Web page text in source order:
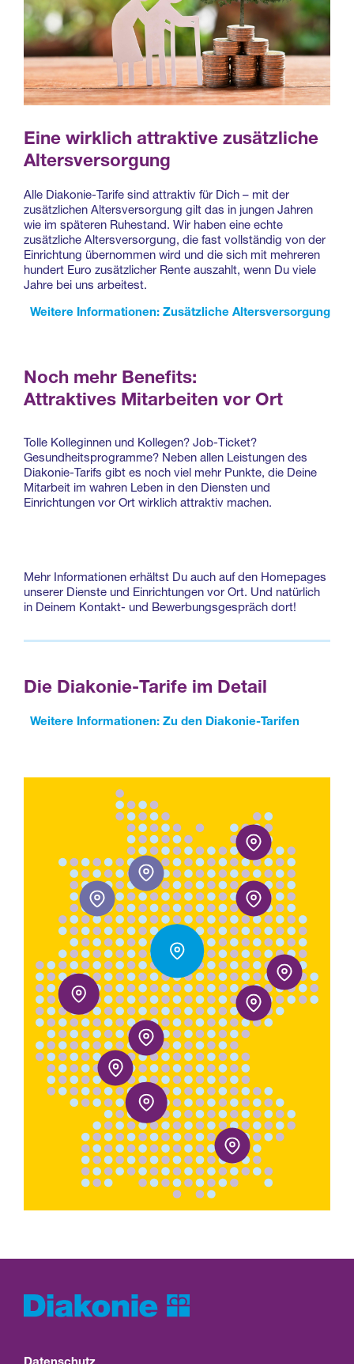
Eine wirklich attraktive zusätzliche
Altersversorgung
Alle Diakonie-Tarife sind attraktiv für Dich – mit der
zusätzlichen Altersversorgung gilt das in jungen Jahren
wie im späteren Ruhestand. Wir haben eine echte
zusätzliche Altersversorgung, die fast vollständig von der
Einrichtung übernommen wird und die sich mit mehreren
hundert Euro zusätzlicher Rente auszahlt, wenn Du viele
Jahre bei uns arbeitest.
Weitere Informationen: Zusätzliche Altersversorgung
Noch mehr Benefits:
Attraktives Mitarbeiten vor Ort
Tolle Kolleginnen und Kollegen? Job-Ticket?
Gesundheitsprogramme? Neben allen Leistungen des
Diakonie-Tarifs gibt es noch viel mehr Punkte, die Deine
Mitarbeit im wahren Leben in den Diensten und
Einrichtungen vor Ort wirklich attraktiv machen.
Mehr Informationen erhältst Du auch auf den Homepages
unserer Dienste und Einrichtungen vor Ort. Und natürlich
in Deinem Kontakt- und Bewerbungsgespräch dort!
Die Diakonie-Tarife im Detail
Weitere Informationen: Zu den Diakonie-Tarifen